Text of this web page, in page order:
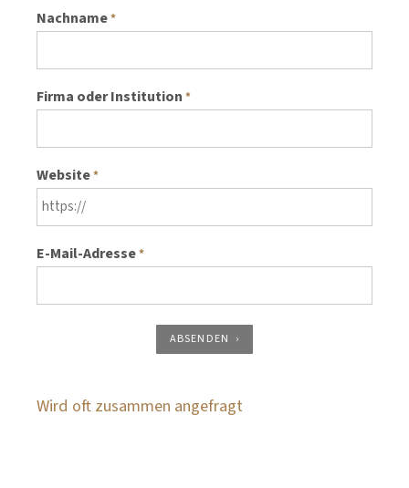
Nachname*
Firma oder Institution *
Website*
E-Mail-Adresse*
ABSENDEN
Wird oft zusammen angefragt